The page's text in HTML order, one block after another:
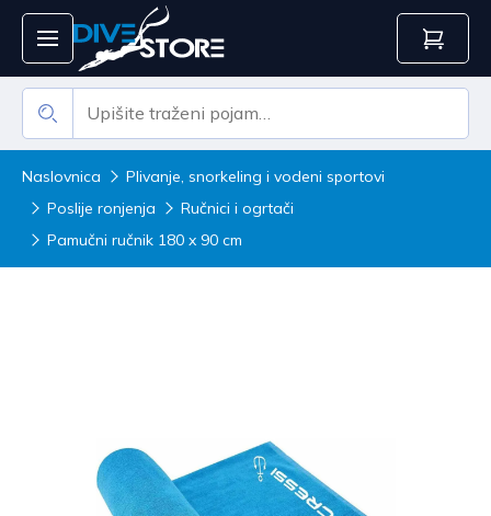
Naslovnica
Plivanje, snorkeling i vodeni sportovi
Poslije ronjenja
Ručnici i ogrtači
Pamučni ručnik 180 x 90 cm